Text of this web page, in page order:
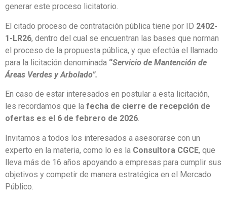
generar este proceso licitatorio.
El citado proceso de contratación pública tiene por ID 2402-
1-LR26, dentro del cual se encuentran las bases que norman
el proceso de la propuesta pública, y que efectúa el llamado
para la licitación denominada “Servicio de Mantención de
Áreas Verdes y Arbolado”.
En caso de estar interesados en postular a esta licitación,
les recordamos que la fecha de cierre de recepción de
ofertas es el 6 de febrero de 2026.
Invitamos a todos los interesados a asesorarse con un
experto en la materia, como lo es la Consultora CGCE, que
lleva más de 16 años apoyando a empresas para cumplir sus
objetivos y competir de manera estratégica en el Mercado
Público.